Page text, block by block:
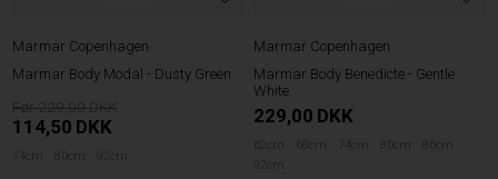
Marmar Copenhagen
Marmar Body Modal - Dusty Green
229,00
114,50 DKK
74cm 80cm 92cm
Marmar Copenhagen
Marmar Body Benedicte - Gentle
White
229,00 DKK
62cm 68cm 74cm 80cm
86cm
92cm